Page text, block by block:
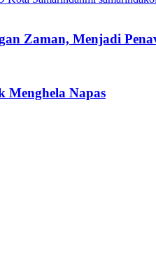
Zaman, Menjadi
Menghela Napas